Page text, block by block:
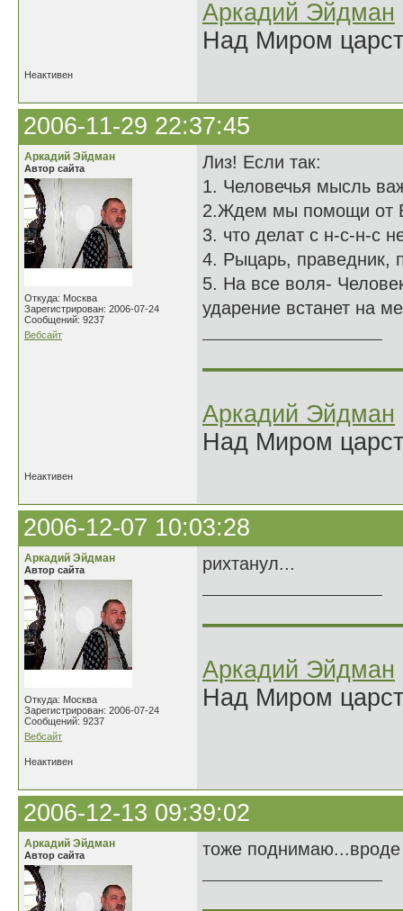
Аркадий Эйдман
Над Миром
Неактивен
2006-11-29 22:37:45
Аркадий Эйдман
Автор сайта
Откуда: Москва
Зарегистрирован: 2006-07-24
Сообщений: 9237
Вебсайт
Лиз! Если так:
1. Человечья мысль
2.Ждем мы помощи от
3. что делат с н-с-н-с
4. Рыцарь, праведник,
5. На все воля-
ударение встанет на
Аркадий Эйдман
Над Миром
Неактивен
2006-12-07 10:03:28
Аркадий Эйдман
Автор сайта
Откуда: Москва
Зарегистрирован: 2006-07-24
Сообщений: 9237
Вебсайт
рихтанул...
Аркадий Эйдман
Над Миром
Неактивен
2006-12-13 09:39:02
Аркадий Эйдман
Автор сайта тоже